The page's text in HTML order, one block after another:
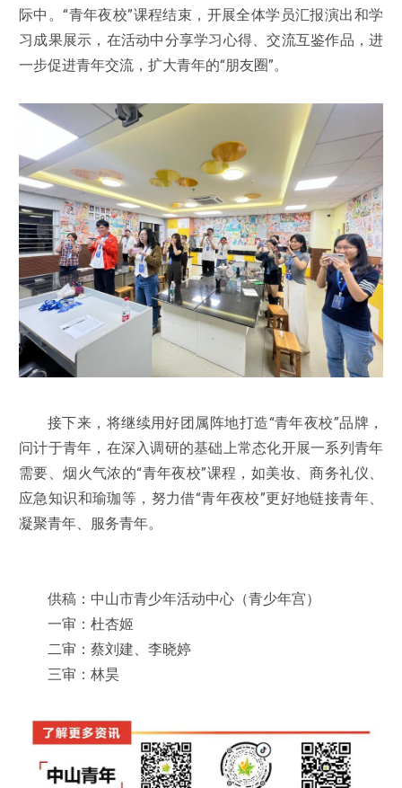
际中。“青年夜校”课程结束，开展全体学员汇报演出和学
习成果展示，在活动中分享学习心得、交流互鉴作品，进
一步促进青年交流，扩大青年的“朋友圈”。
接下来，将继续用好团属阵地打造“青年夜校”品牌，
问计于青年，在深入调研的基础上常态化开展一系列青年
需要、烟火气浓的“青年夜校”课程，如美妆、商务礼仪、
应急知识和瑜珈等，努力借“青年夜校”更好地链接青年、
凝聚青年、服务青年。
供稿：中山市青少年活动中心（青少年宫）
一审：杜杏姬
二审：蔡刘建、李晓婷
三审：林昊